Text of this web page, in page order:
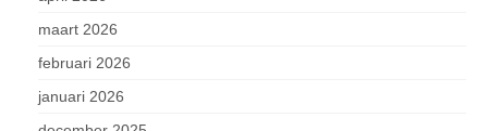
maart 2026
februari 2026
januari 2026